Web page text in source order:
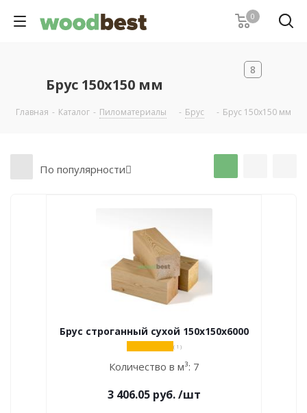
0
Брус 150х150 мм
8
Главная - Каталог - Пиломатериалы - Брус - Брус 150х150 мм
По популярности
Брус строганный сухой 150х150х6000
( 1 )
Количество в м³: 7
3 406.05руб. /шт